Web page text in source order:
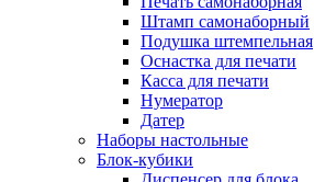
Штамп самонаборный
Подушка штемпельная
Оснастка для печати
Касса для печати
Нумератор
Датер
Наборы настольные
Блок-кубики